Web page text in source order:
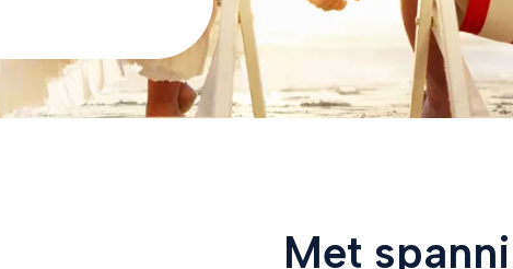
Met